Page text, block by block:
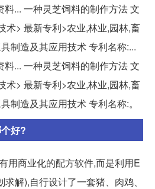
... 一种灵芝饲料的制作方法 文
术> 最新专利>农业,林业,园林,畜
制造及其应用技术 专利名称:...
... 一种灵芝饲料的制作方法 文
术> 最新专利>农业,林业,园林,畜
制造及其应用技术 专利名称:。
好?
用商业化的配方软件,而是利用E
解),自行设计了一套猪、肉鸡、